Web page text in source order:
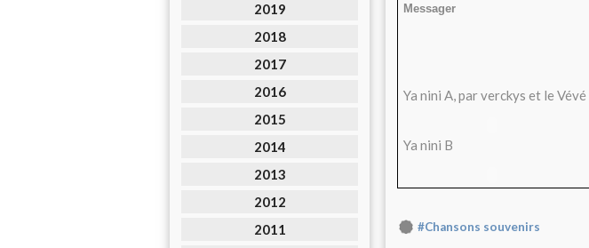
2019
2018
2017
2016
2015
2014
2013
2012
2011
Messager
Ya nini A, par verckys et le Vévé
Ya nini B
#Chansons souvenirs